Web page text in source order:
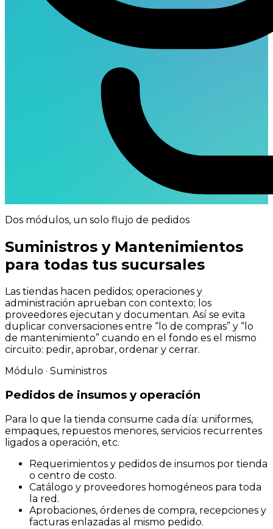
Dos módulos, un solo flujo de pedidos
Suministros y Mantenimientos
para todas tus sucursales
Las tiendas hacen pedidos; operaciones y
administración aprueban con contexto; los
proveedores ejecutan y documentan. Así se evita
duplicar conversaciones entre “lo de compras” y “lo
de mantenimiento” cuando en el fondo es el mismo
circuito: pedir, aprobar, ordenar y cerrar.
Módulo · Suministros
Pedidos de insumos y operación
Para lo que la tienda consume cada día: uniformes,
empaques, repuestos menores, servicios recurrentes
ligados a operación, etc.
Requerimientos y pedidos de insumos por tienda
o centro de costo.
Catálogo y proveedores homogéneos para toda
la red.
Aprobaciones, órdenes de compra, recepciones y
facturas enlazadas al mismo pedido.